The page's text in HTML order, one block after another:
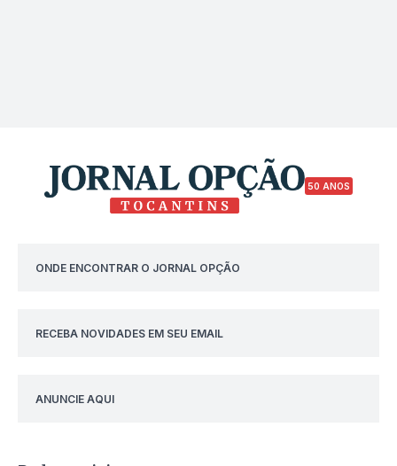
50 ANOS
ONDE ENCONTRAR O JORNAL OPÇÃO
RECEBA NOVIDADES EM SEU EMAIL
ANUNCIE AQUI